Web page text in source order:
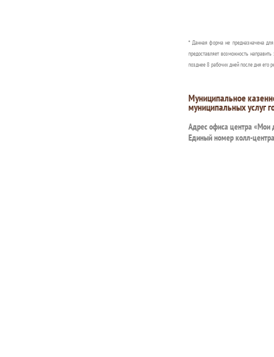
* Данная форма не предназначена
предоставляет возможность
позднее 8 рабочих дней после дня его
Муниципальное
муниципальных услуг
Адрес офиса центра «Мои
Единый номер колл-